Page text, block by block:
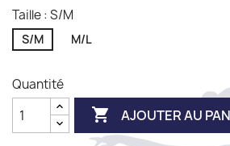
Taille : S/M
S/M M/L
Quantité
 AJOUTER AU